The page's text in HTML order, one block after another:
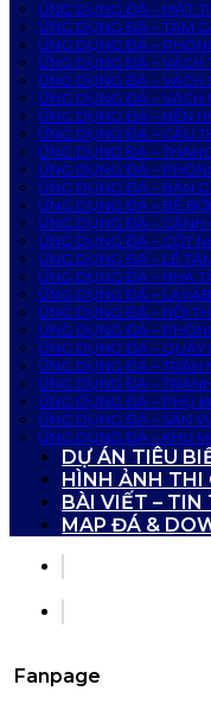
ỨNG DỤNG ĐÁ – MẶT
ỨNG DỤNG ĐÁ – TAM
ỨNG DỤNG ĐÁ –
ỨNG DỤNG ĐÁ – VÁCH
ỨNG DỤNG ĐÁ – VÁCH
ỨNG DỤNG ĐÁ – VÁCH
ỨNG DỤNG ĐÁ – NỀN
ỨNG DỤNG ĐÁ – CẦU
ỨNG DỤNG ĐÁ –
ỨNG DỤNG ĐÁ –
ỨNG DỤNG ĐÁ – BÀN
ỨNG DỤNG ĐÁ – BỂ BƠI
ỨNG DỤNG ĐÁ – CÁNH
ỨNG DỤNG ĐÁ – CỘT
ỨNG DỤNG ĐÁ – LỄ TÂN
ỨNG DỤNG ĐÁ – NHÀ
ỨNG DỤNG ĐÁ –
ỨNG DỤNG ĐÁ – NỘI
ỨNG DỤNG ĐÁ –
ỨNG DỤNG ĐÁ – QUẦY
ỨNG DỤNG ĐÁ – TRẦN
ỨNG DỤNG ĐÁ –
ỨNG DỤNG ĐÁ – PHỤ
ỨNG DỤNG ĐÁ – SÂN
ỨNG DỤNG ĐÁ – KHU
DỰ ÁN TIÊU
HÌNH ẢNH THI
BÀI VIẾT – TIN
MAP ĐÁ &
Fanpage